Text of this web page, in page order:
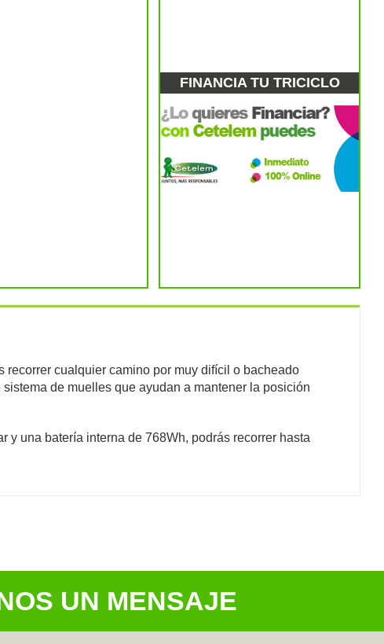
FINANCIA TU TRICICLO
cualquier camino por muy difícil o bacheado
de muelles que ayudan a mantener la posición
y una batería interna de 768Wh, podrás recorrer hasta
UN MENSAJE